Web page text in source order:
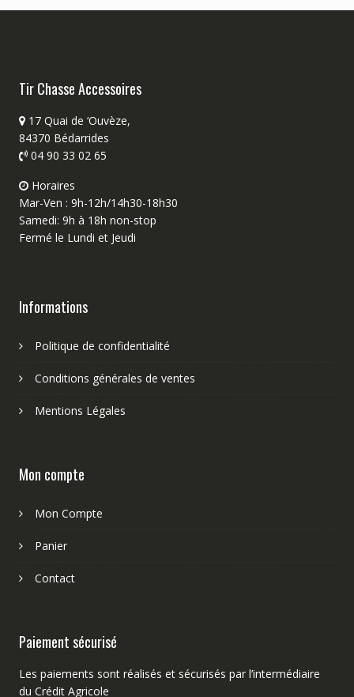
Tir Chasse Accessoires
17 Quai de ‘Ouvèze,
84370 Bédarrides
04 90 33 02 65
Horaires
Mar-Ven : 9h-12h/14h30-18h30
Samedi: 9h à 18h non-stop
Fermé le Lundi et Jeudi
Informations
Politique de confidentialité
Conditions générales de ventes
Mentions Légales
Mon compte
Mon Compte
Panier
Contact
Paiement sécurisé
Les paiements sont réalisés et sécurisés par l’intermédiaire
du Crédit Agricole